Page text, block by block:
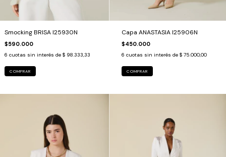
Smocking BRISA I25930N
$590.000
6 cuotas sin interés de $ 98.333,33
COMPRAR
Capa ANASTASIA I25906N
$450.000
6 cuotas sin interés de $ 75.000,00
COMPRAR